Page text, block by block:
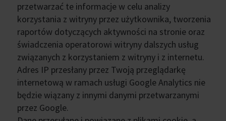
przetwarzać te informacje w celu analizy
korzystania z witryny przez użytkownika, tworzenia
raportów dotyczących aktywności na stronie oraz
świadczenia operatorowi witryny dalszych usług
związanych z korzystaniem z witryny i z internetu.
Adres IP przesłany przez Twoją przeglądarkę
internetową w ramach usługi Google Analytics nie
będzie wiązany z innymi danymi przetwarzanymi
przez Google.